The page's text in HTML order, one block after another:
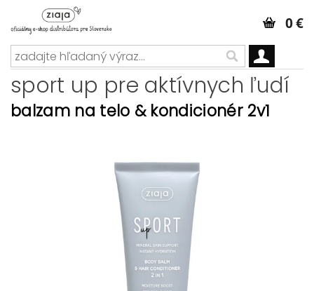
0 €
sport up pre aktívnych ľudí
balzam na telo & kondicionér 2v1